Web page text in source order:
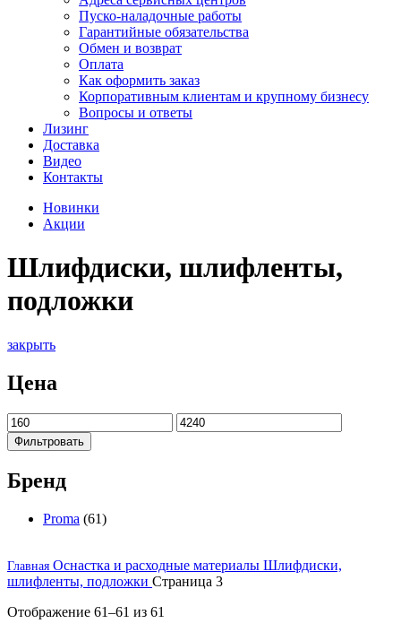
Пуско-наладочные работы
Гарантийные обязательства
Обмен и возврат
Оплата
Как оформить заказ
Корпоративным клиентам и крупному бизнесу
Вопросы и ответы
Лизинг
Доставка
Видео
Контакты
Новинки
Акции
Шлифдиски, шлифленты,
подложки
закрыть
Цена
Фильтровать
Бренд
Proma (61)
Главная Оснастка и расходные материалы Шлифдиски,
шлифленты, подложки Страница 3
Отображение 61–61 из 61